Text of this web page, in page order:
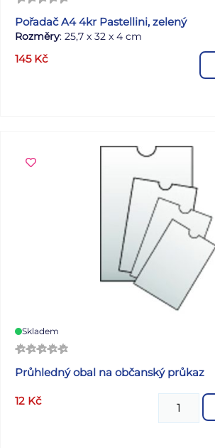
Pořadač A4 4kr Pastellini, zelený
Rozměry: 25,7 x 32 x 4 cm
145 Kč
Skladem
Průhledný obal na občanský průkaz
12 Kč